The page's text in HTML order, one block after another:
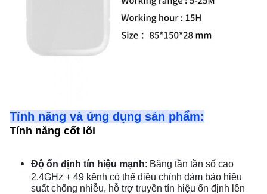
Tính năng và ứng dụng sản phẩm:
Tính năng cốt lõi
Độ ổn định tín hiệu mạnh: Băng tần tần số cao
2.4GHz + 49 kênh có thể điều chỉnh đảm bảo hiệu
suất chống nhiễu, hỗ trợ truyền tín hiệu ổn định lên